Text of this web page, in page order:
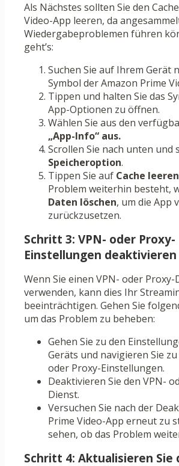
Als Nächstes sollten Sie den
Video-App leeren, da
Wiedergabeproblemen führen
geht’s:
Suchen Sie auf Ihrem Gerät
Symbol der Amazon Prime
Tippen und halten Sie das
App-Optionen zu öffnen.
Wählen Sie aus den
„App-Info“ aus.
Scrollen Sie nach unten und
Speicheroption.
Tippen Sie auf Cache leeren
Problem weiterhin besteht,
Daten löschen, um die App
zurückzusetzen.
Schritt 3: VPN- oder Proxy-
Einstellungen deaktivieren
Wenn Sie einen VPN- oder Proxy-
verwenden, kann dies Ihr
beeinträchtigen. Gehen Sie
um das Problem zu beheben:
Gehen Sie zu den
Geräts und navigieren Sie
oder Proxy-Einstellungen.
Deaktivieren Sie den VPN-
Dienst.
Versuchen Sie nach der
Prime Video-App erneut zu
sehen, ob das Problem
Schritt 4: Aktualisieren Sie